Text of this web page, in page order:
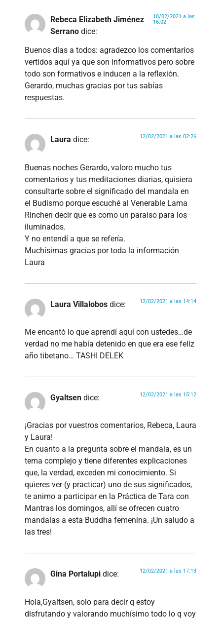
Rebeca Elizabeth Jiménez
Serrano dice:
10/02/2021 a las
16:02
Buenos días a todos: agradezco los comentarios
vertidos aquí ya que son informativos pero sobre
todo son formativos e inducen a la reflexión.
Gerardo, muchas gracias por tus sabías
respuestas.
Laura dice: 12/02/2021 a las 02:26
Buenas noches Gerardo, valoro mucho tus
comentarios y tus meditaciones diarias, quisiera
consultarte sobre el significado del mandala en
el Budismo porque escuché al Venerable Lama
Rinchen decir que es como un paraiso para los
iluminados.
Y no entendí a que se refería.
Muchísimas gracias por toda la información
Laura
Laura Villalobos dice: 12/02/2021 a las 14:14
Me encantó lo que aprendí aquí con ustedes…de
verdad no me había detenido en que era ese feliz
año tibetano… TASHI DELEK
Gyaltsen dice: 12/02/2021 a las 15:12
¡Gracias por vuestros comentarios, Rebeca, Laura
y Laura!
En cuanto a la pregunta sobre el mandala, es un
tema complejo y tiene diferentes explicaciones
que, la verdad, exceden mi conocimiento. Si
quieres ver (y practicar) uno de sus significados,
te animo a participar en la Práctica de Tara con
Mantras los domingos, allí se ofrecen cuatro
mandalas a esta Buddha femenina. ¡Un saludo a
las tres!
Gina Portalupi dice: 12/02/2021 a las 17:13
Hola,Gyaltsen, solo para decir q estoy
disfrutando y valorando muchísimo todo lo q voy